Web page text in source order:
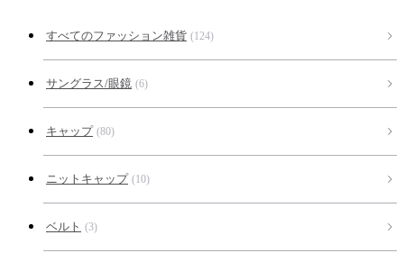
すべてのファッション雑貨 (124)
サングラス/眼鏡 (6)
キャップ (80)
ニットキャップ (10)
ベルト (3)